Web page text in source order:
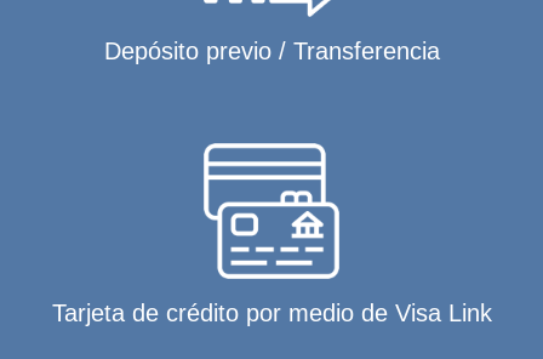
Depósito previo / Transferencia
Tarjeta de crédito por medio de Visa Link